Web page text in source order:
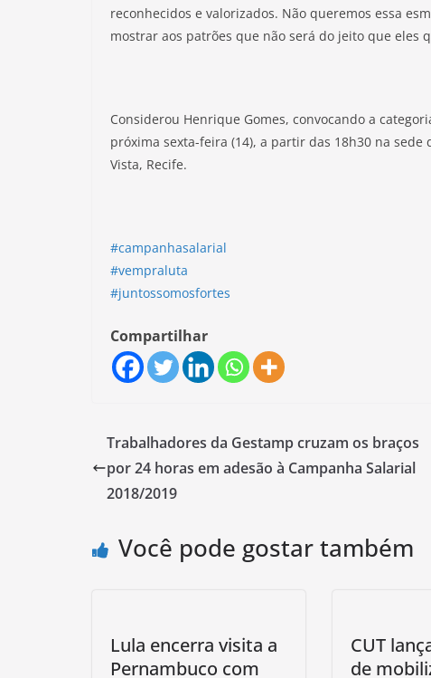
reconhecidos e valorizados. Não queremos essa
mostrar aos patrões que não será do jeito que eles
Considerou Henrique Gomes, convocando a
próxima sexta-feira (14), a partir das 18h30 na sede
Vista, Recife.
#campanhasalarial
#vempraluta
#juntossomosfortes
Compartilhar
Trabalhadores da Gestamp cruzam os braços
por 24 horas em adesão à Campanha Salarial
2018/2019
Você pode gostar também
Lula encerra visita a
Pernambuco com
CUT
de